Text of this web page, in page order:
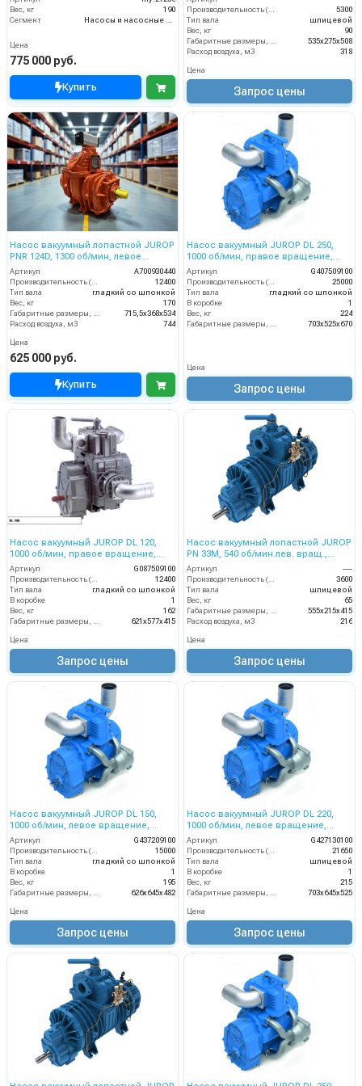
Вес, кг
190
Сегмент
Насосы и насосные станции
Цена
775 000 руб.
Купить
Производительность (л/мин)
5300
Тип вала
шлицевой
Вес, кг
90
Габаритные размеры, мм
535х275х508
Расход воздуха, м3
318
Цена
Запрос цены
Насос вакуумный лопастной JUROP
PNR 124D, 1300 об/мин, левое
вращение, пневмоклапан
Артикул
A700930440
Производительность (л/мин)
12400
Тип вала
гладкий со шпонкой
Вес, кг
170
Габаритные размеры, мм
715,5х368х534
Расход воздуха, м3
744
Цена
625 000 руб.
Купить
Насос вакуумный JUROP DL 250,
1000 об/мин, правое вращение,
ручной клапан, гладкий вал
Артикул
G407509100
Производительность (л/мин)
25000
Тип вала
гладкий со шпонкой
В коробке
1
Вес, кг
224
Габаритные размеры, мм
703х525х670
Цена
Запрос цены
Насос вакуумный JUROP DL 120,
1000 об/мин, правое вращение,
ручной клапан, гладкий вал
Артикул
G087509100
12400
Тип вала
гладкий со шпонкой
В коробке
1
Вес, кг
162
621х577х415
Цена
Запрос цены
Насос вакуумный лопастной JUROP
PN 33M, 540 об/мин лев. вращ.,
редуктор, руч. 4-х. клапан
Артикул
----
3600
Тип вала
шлицевой
Вес, кг
65
555х215х415
Расход воздуха, м3
216
Цена
Запрос цены
Насос вакуумный JUROP DL 150,
1000 об/мин, левое вращение,
ручной клапан
Артикул
G437209100
Производительность (л/мин)
15000
Тип вала
гладкий со шпонкой
В коробке
1
Вес, кг
195
Габаритные размеры, мм
626х645х482
Цена
Запрос цены
Насос вакуумный JUROP DL 220,
1000 об/мин, левое вращение,
пневмоклапан, шлицевой вал
Артикул
G427130100
Производительность (л/мин)
21650
Тип вала
шлицевой
В коробке
1
Вес, кг
215
Габаритные размеры, мм
703х645х525
Цена
Запрос цены